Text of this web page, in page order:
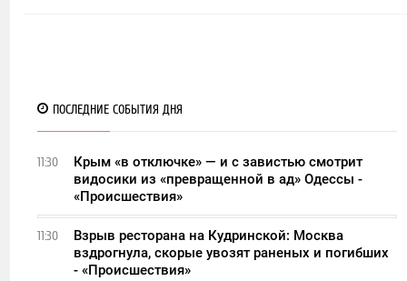
ПОСЛЕДНИЕ СОБЫТИЯ ДНЯ
11:30
Крым «в отключке» — и с завистью смотрит
видосики из «превращенной в ад» Одессы -
«Происшествия»
11:30
Взрыв ресторана на Кудринской: Москва
вздрогнула, скорые увозят раненых и погибших
- «Происшествия»